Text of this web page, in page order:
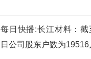
每日快播:长江材料：
日公司股东户数为19516